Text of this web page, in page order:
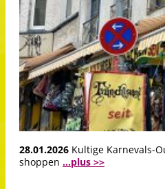
28.01.2026 Kultige Karnevals-
shoppen ...plus >>